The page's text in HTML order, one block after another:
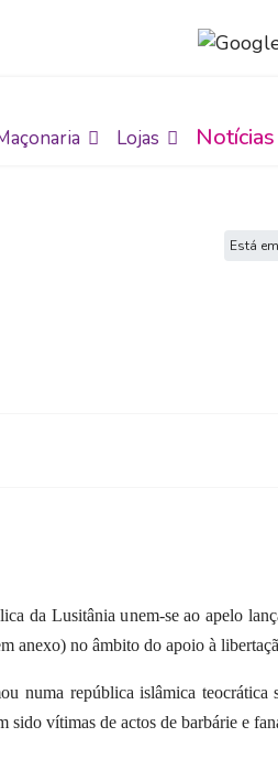
Lojas Notícias
Está
da Lusitânia unem-se ao apelo
anexo) no âmbito do apoio à
numa república islâmica
sido vítimas de actos de barbárie e